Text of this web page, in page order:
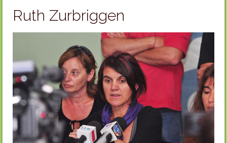
Ruth Zurbriggen